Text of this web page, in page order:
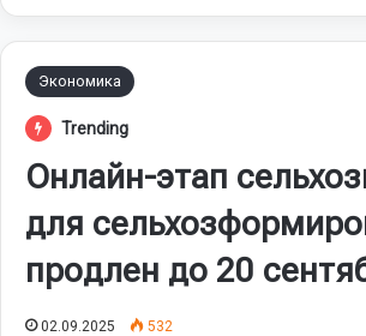
Экономика
Trending
Онлайн-этап
для
продлен до 20
02.09.2025 532